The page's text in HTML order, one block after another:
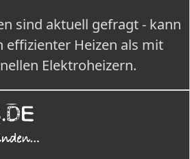
sind aktuell gefragt - kann
effizienter Heizen als mit
Elektroheizern.